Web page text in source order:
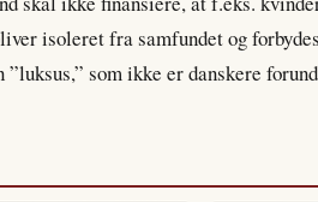
isoleret fra samfundet og forbydes
som ikke er danskere